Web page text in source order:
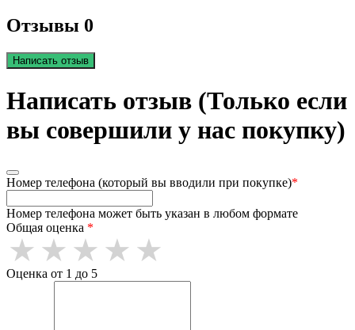
Отзывы 0
Написать отзыв
Написать отзыв (Только если
вы совершили у нас покупку)
Номер телефона (который вы вводили при покупке)*
Номер телефона может быть указан в любом формате
Общая оценка *
Оценка от 1 до 5